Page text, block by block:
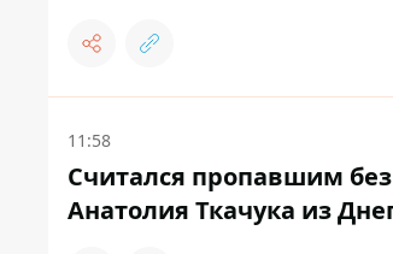
11:58
Считался пропавшим
Анатолия Ткачука из